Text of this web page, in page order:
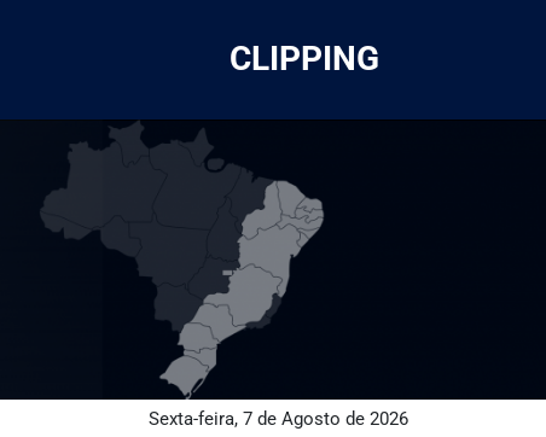
CLIPPING
Sexta-feira, 7 de Agosto de 2026